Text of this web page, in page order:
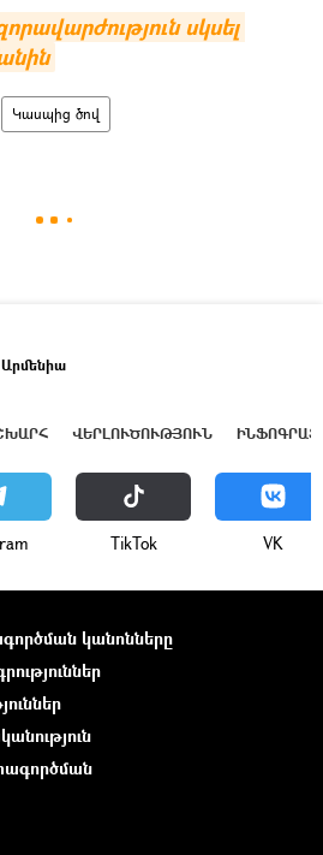
սկսել
Կասպից ծով
Արմենիա
ՎԵՐԼՈՒԾՈՒԹՅՈՒՆ
ТikТоk VK
կանոնները